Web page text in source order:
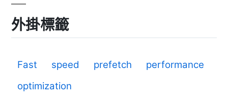
外掛標籤
Fast speed prefetch
performance
optimization